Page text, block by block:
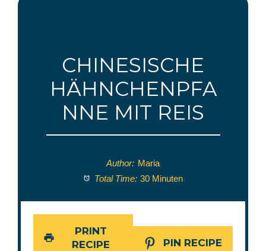
CHINESISCHE
HÄHNCHENPFA
NNE MIT REIS
Author: Maria
Total Time: 30 Minuten
PRINT
RECIPE
PIN RECIPE